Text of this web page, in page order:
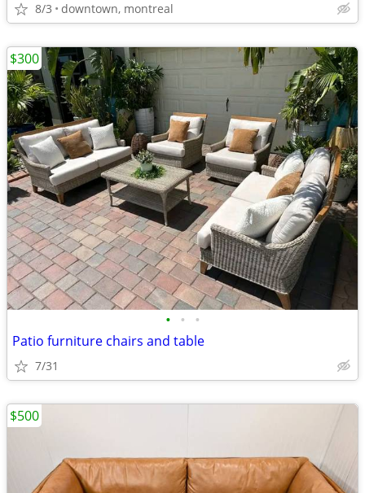
8/3 downtown, montreal
• • •
Patio furniture chairs and table
7/31
$300
$500